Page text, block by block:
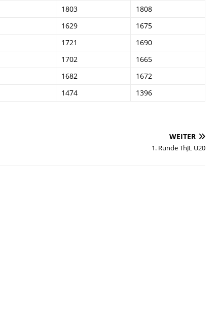
1803
1808
1629
1675
1721
1690
1702
1665
1682
1672
1474 1396
WEITER
1. Runde ThJL U20